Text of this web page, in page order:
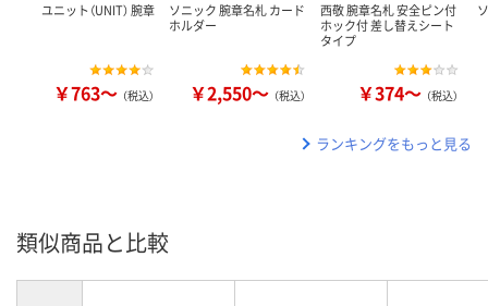
ユニット（UNIT） 腕章
￥763～ （税込）
ソニック 腕章名札 カード
ホルダー
￥2,550～ （税込）
西敬 腕章名札 安全ピン付
ホック付 差し替えシート
タイプ
￥374～ （税込）
ランキングをもっと見る
類似商品と比較